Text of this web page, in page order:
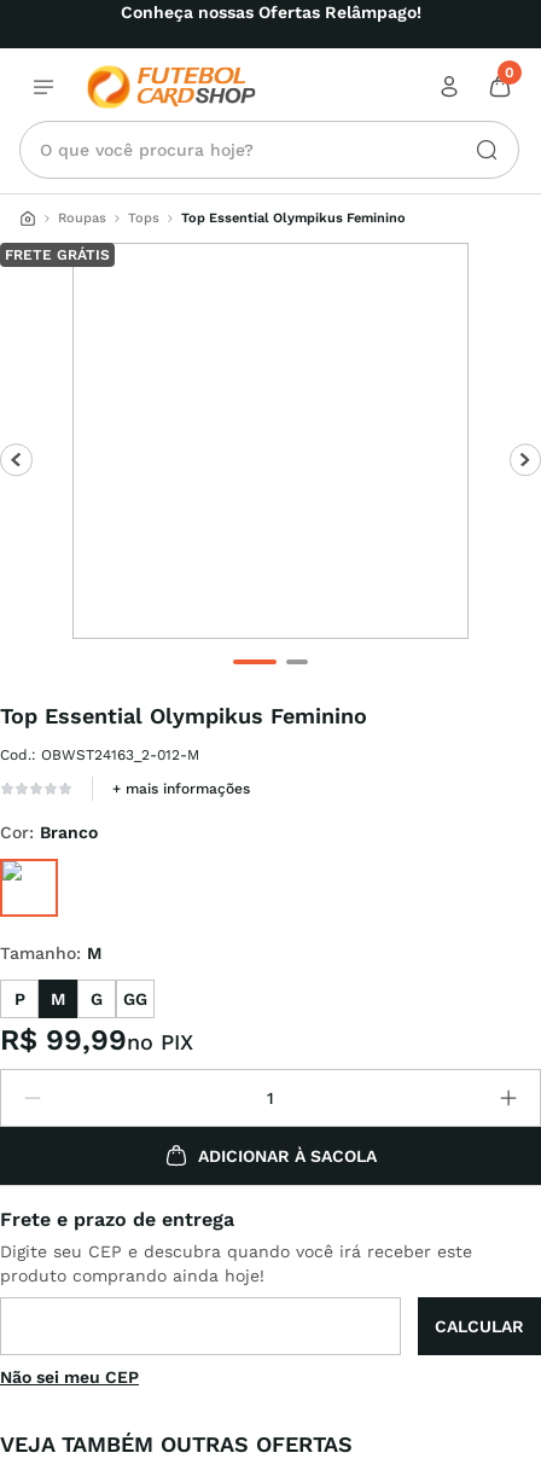
Conheça nossas Ofertas Relâmpago!
0
O que você procura hoje?
Roupas Tops Top Essential Olympikus Feminino
FRETE GRÁTIS
Top Essential Olympikus Feminino
Cod.: OBWST24163_2-012-M
+ mais informações
Cor: Branco
Tamanho: M
P M G GG
R$ 99,99no PIX
ADICIONAR À SACOLA
Não sei meu CEP
VEJA TAMBÉM OUTRAS OFERTAS